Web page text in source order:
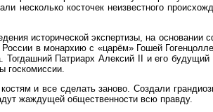
несколько косточек неизвестного
исторической экспертизы, на
в монархию с «царём» Гошей
Патриарх Алексий II и его будущий
госкомиссии.
и все сделать заново. Создали
жаждущей общественности всю правду.